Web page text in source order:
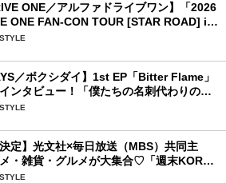
ONE／アルファドライブワン】「2026
ONE FAN-CON TOUR [STAR ROAD] in
1日目詳細レポ【前編】
／ボクシダイ】1st EP「Bitter Flame」
ンタビュー！「僕たちの名刺代わりのよ
決定】光文社×毎日放送（MBS）共同主
・雑貨・グルメが大集合♡「週末KOREA
大阪」が開催